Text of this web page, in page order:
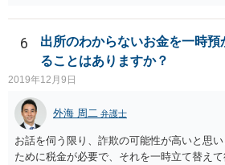
6
出所のわからないお金を一時預
ることはありますか？
2019年12月9日
外海 周二 弁護士
お話を伺う限り、詐欺の可能性が高いと思
ために税金が必要で、それを一時立て替え